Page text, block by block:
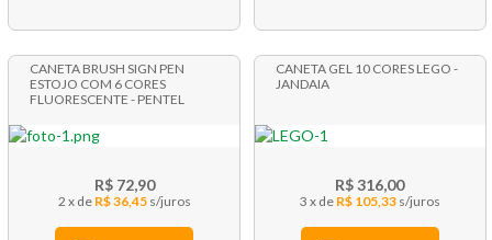
CANETA BRUSH SIGN PEN
ESTOJO COM 6 CORES
FLUORESCENTE - PENTEL
R$ 72,90
2 x R$ 36,45
CANETA GEL 10 CORES LEGO -
JANDAIA
R$ 316,00
3 x R$ 105,33